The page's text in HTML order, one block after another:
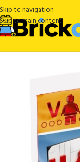
Skip to navigation
Skip to main content